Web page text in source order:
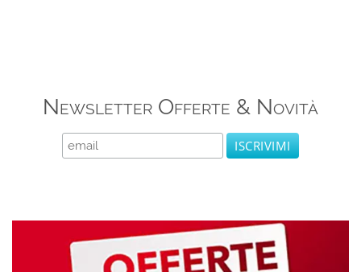
Newsletter Offerte & Novità